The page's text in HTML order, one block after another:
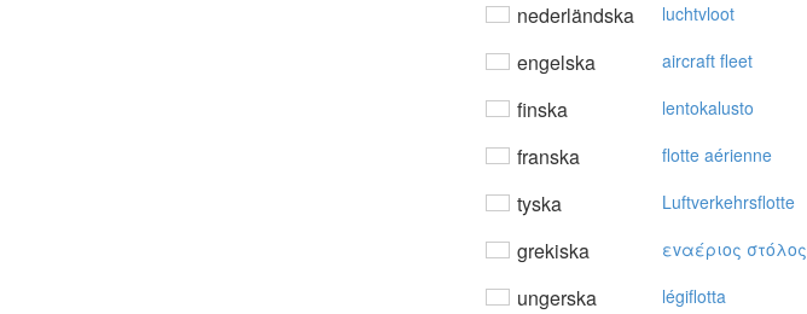
nederländska luchtvloot
engelska aircraft fleet
finska lentokalusto
franska flotte aérienne
tyska Luftverkehrsflotte
grekiska εvαέριoς στόλoς
ungerska légiflotta